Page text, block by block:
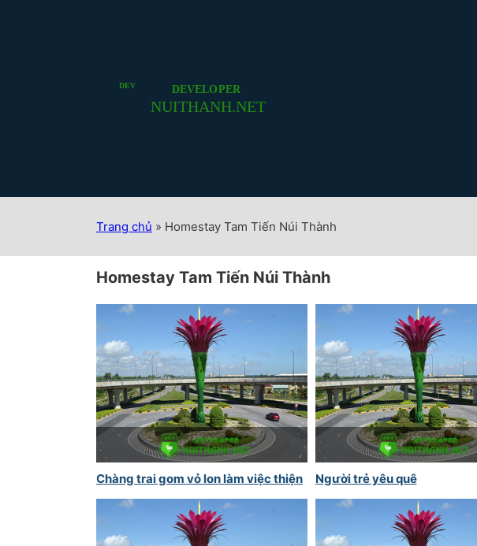
Trang chủ » Homestay Tam Tiến Núi Thành
Homestay Tam Tiến Núi Thành
Chàng trai gom vỏ lon làm việc thiện Người trẻ yêu quê